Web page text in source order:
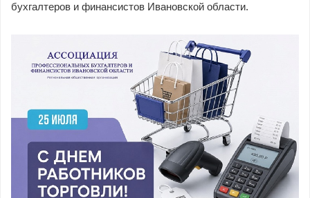
бухгалтеров и финансистов Ивановской области.